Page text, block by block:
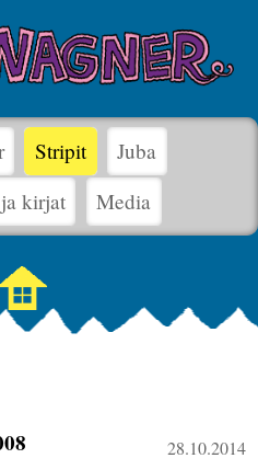
Stripit
Juba
kirjat
Media
28.10.2014